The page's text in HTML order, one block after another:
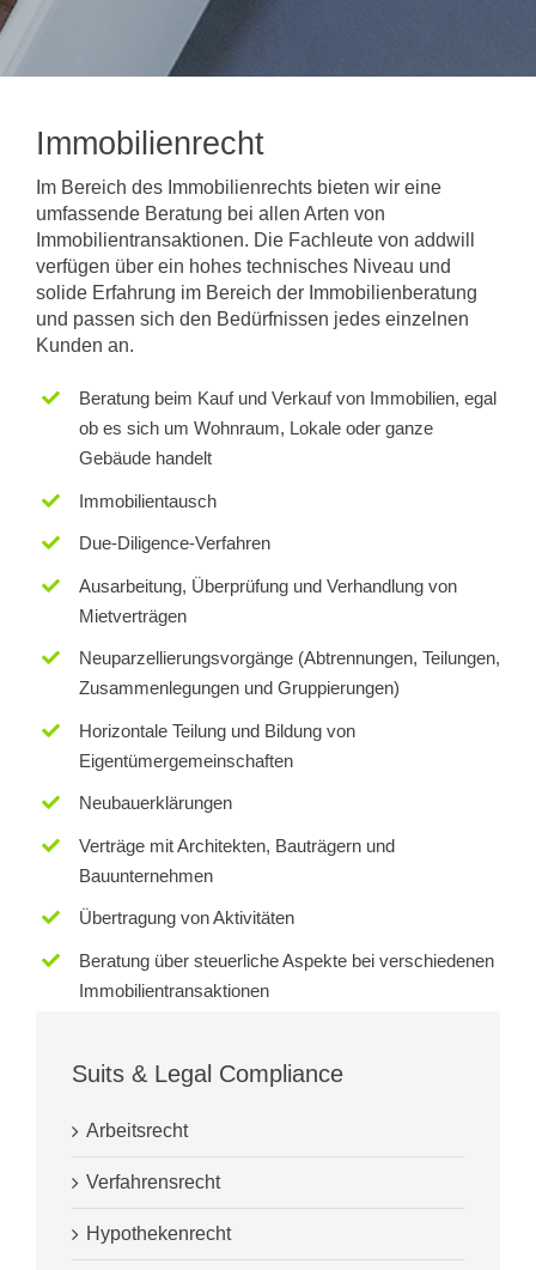
Immobilienrecht
Im Bereich des Immobilienrechts bieten wir eine
umfassende Beratung bei allen Arten von
Immobilientransaktionen. Die Fachleute von addwill
verfügen über ein hohes technisches Niveau und
solide Erfahrung im Bereich der Immobilienberatung
und passen sich den Bedürfnissen jedes einzelnen
Kunden an.
Beratung beim Kauf und Verkauf von Immobilien, egal
ob es sich um Wohnraum, Lokale oder ganze
Gebäude handelt
Immobilientausch
Due-Diligence-Verfahren
Ausarbeitung, Überprüfung und Verhandlung von
Mietverträgen
Neuparzellierungsvorgänge (Abtrennungen, Teilungen,
Zusammenlegungen und Gruppierungen)
Horizontale Teilung und Bildung von
Eigentümergemeinschaften
Neubauerklärungen
Verträge mit Architekten, Bauträgern und
Bauunternehmen
Übertragung von Aktivitäten
Beratung über steuerliche Aspekte bei verschiedenen
Immobilientransaktionen
Suits & Legal Compliance
Arbeitsrecht
Verfahrensrecht
Hypothekenrecht